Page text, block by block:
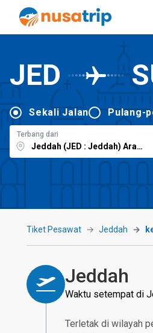
JED
Sekali Jalan Pulang-
Terbang dari
Tiket Pesawat Jeddah
Jeddah
Waktu setempat di
Terletak di wilayah